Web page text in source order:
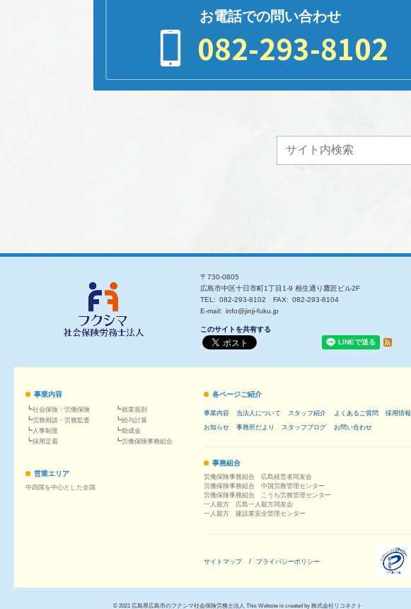
お電話での問い合わせ
082-293-8102
〒730-0805
広島市中区十日市町1丁目1-9 相生通り鷹匠ビル2F
TEL
082-293-8102 FAX
082-293-8104
E-mail
info@jinji-fuku.jp
このサイトを共有する
事業内容
社会保険・ 労働保険
労務相談・ 労務監査
人事制度
採用定着
就業規則
給与計算
助成金
労働保険事務組合
営業エリア
中四国を中心とした全国
各ページご紹介
事業内容 当法人について スタッフ紹介 よくあるご質問 採用情報
お知らせ 事務所だより スタッフブログ お問い合わせ
事務組合
労働保険事務組合 広島経営者同友会
労働保険事務組合 中国労務管理センター
労働保険事務組合 こうち労務管理センター
一人親方 広島一人親方同友会
一人親方 建設業安全管理センター
サイトマップ プライバシーポリシー
© 2021 広島県広島市のフクシマ社会保険労務士法人 This Website is created by 株式会社リコネクト